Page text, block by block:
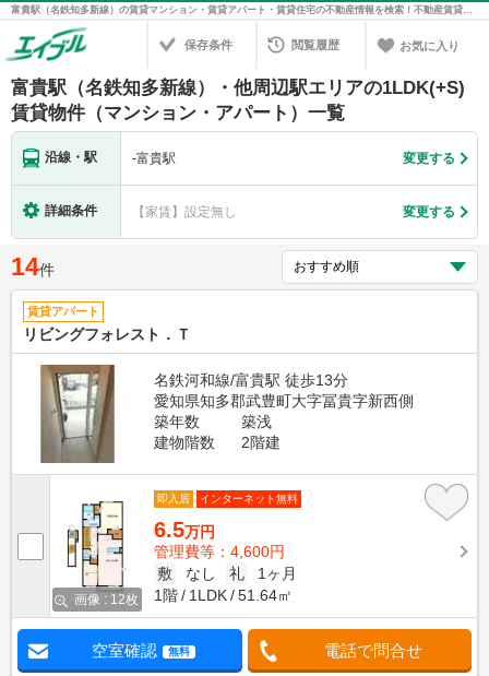
富貴駅（名鉄知多新線）の賃貸マンション・賃貸アパート・賃貸住宅の不動産情報を検索！不動産賃貸の物件探しは、お部屋探しのエイブル
保存条件 閲覧履歴 お気に入り
富貴駅（名鉄知多新線）・他周辺駅エリアの1LDK(+S)
賃貸物件（マンション・アパート）一覧
沿線・駅 -富貴駅 変更する
詳細条件 【家賃】設定無し 変更する
14件
賃貸アパート
リビングフォレスト．Ｔ
名鉄河和線/富貴駅 徒歩13分
愛知県知多郡武豊町大字冨貴字新西側
築年数
築浅
建物階数
2階建
画像 : 12枚
即入居 インターネット無料
6.5万円
管理費等：4,600円
敷
なし 礼
1ヶ月
1階
1LDK 51.64㎡
空室確認 無料 電話で問合せ